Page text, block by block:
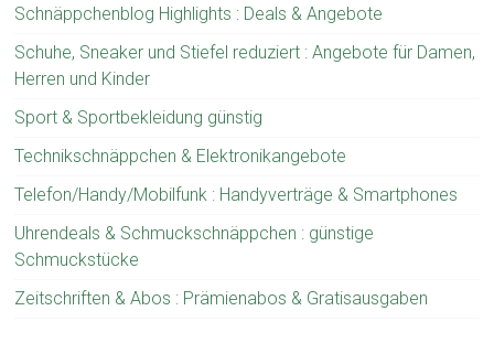
Schnäppchenblog Highlights : Deals & Angebote
Schuhe, Sneaker und Stiefel reduziert : Angebote für Damen,
Herren und Kinder
Sport & Sportbekleidung günstig
Technikschnäppchen & Elektronikangebote
Telefon/Handy/Mobilfunk : Handyverträge & Smartphones
Uhrendeals & Schmuckschnäppchen : günstige
Schmuckstücke
Zeitschriften & Abos : Prämienabos & Gratisausgaben